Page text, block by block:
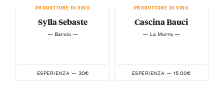
PRODUTTORE DI VINO
Sylla Sebaste
— Barolo —
ESPERIENZA — 30€
PRODUTTORE DI VINO
Cascina Bauci
— La Morra —
ESPERIENZA — 15.00€